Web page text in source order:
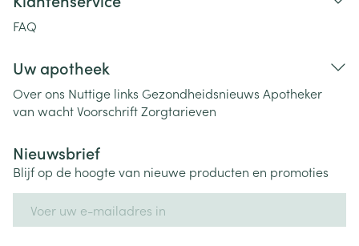
FAQ
Uw apotheek
Over ons Nuttige links Gezondheidsnieuws Apotheker
van wachtVoorschriftZorgtarieven
Nieuwsbrief
Blijf op de hoogte van nieuwe producten en promoties